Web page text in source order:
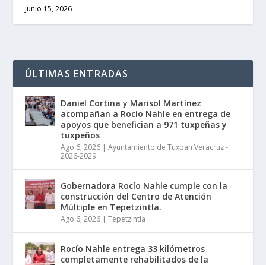
junio 15, 2026
ÚLTIMAS ENTRADAS
Daniel Cortina y Marisol Martínez
acompañan a Rocío Nahle en entrega de
apoyos que benefician a 971 tuxpeñas y
tuxpeños
Ago 6, 2026 |Ayuntamiento de Tuxpan Veracruz -
2026-2029
Gobernadora Rocío Nahle cumple con la
construcción del Centro de Atención
Múltiple en Tepetzintla.
Ago 6, 2026 |Tepetzintla
Rocío Nahle entrega 33 kilómetros
completamente rehabilitados de la